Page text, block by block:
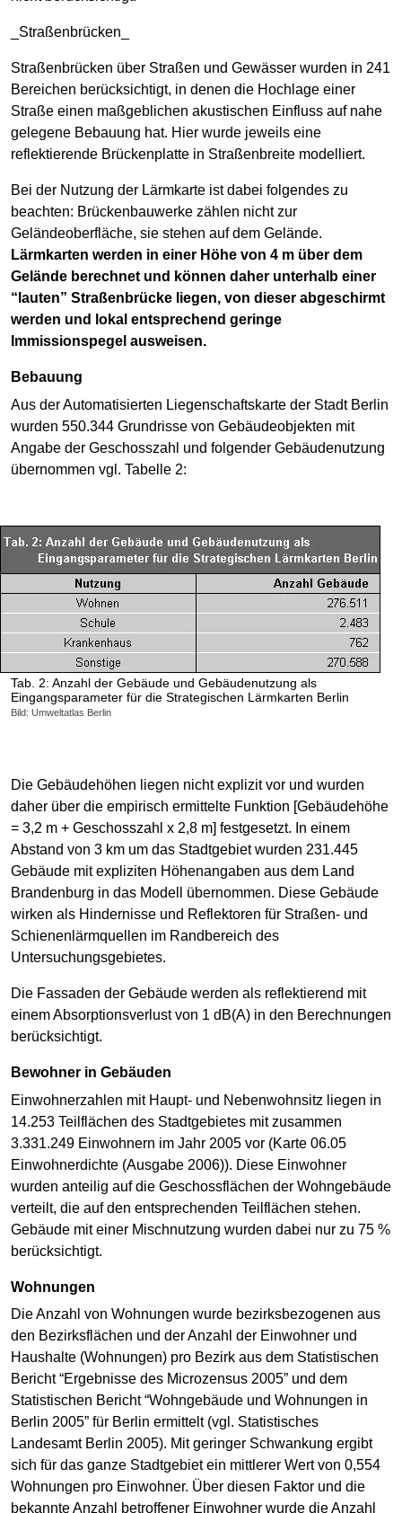
_Straßenbrücken_
Straßenbrücken über Straßen und Gewässer wurden in 241
Bereichen berücksichtigt, in denen die Hochlage einer
Straße einen maßgeblichen akustischen Einfluss auf nahe
gelegene Bebauung hat. Hier wurde jeweils eine
reflektierende Brückenplatte in Straßenbreite modelliert.
Bei der Nutzung der Lärmkarte ist dabei folgendes zu
beachten: Brückenbauwerke zählen nicht zur
Geländeoberfläche, sie stehen auf dem Gelände.
Lärmkarten werden in einer Höhe von 4 m über dem
Gelände berechnet und können daher unterhalb einer
“lauten” Straßenbrücke liegen, von dieser abgeschirmt
werden und lokal entsprechend geringe
Immissionspegel ausweisen.
Bebauung
Aus der Automatisierten Liegenschaftskarte der Stadt Berlin
wurden 550.344 Grundrisse von Gebäudeobjekten mit
Angabe der Geschosszahl und folgender Gebäudenutzung
übernommen vgl. Tabelle 2:
Tab. 2: Anzahl der Gebäude und Gebäudenutzung als
Eingangsparameter für die Strategischen Lärmkarten Berlin
Bild: Umweltatlas Berlin
Die Gebäudehöhen liegen nicht explizit vor und wurden
daher über die empirisch ermittelte Funktion [Gebäudehöhe
= 3,2 m + Geschosszahl x 2,8 m] festgesetzt. In einem
Abstand von 3 km um das Stadtgebiet wurden 231.445
Gebäude mit expliziten Höhenangaben aus dem Land
Brandenburg in das Modell übernommen. Diese Gebäude
wirken als Hindernisse und Reflektoren für Straßen- und
Schienenlärmquellen im Randbereich des
Untersuchungsgebietes.
Die Fassaden der Gebäude werden als reflektierend mit
einem Absorptionsverlust von 1 dB(A) in den Berechnungen
berücksichtigt.
Bewohner in Gebäuden
Einwohnerzahlen mit Haupt- und Nebenwohnsitz liegen in
14.253 Teilflächen des Stadtgebietes mit zusammen
3.331.249 Einwohnern im Jahr 2005 vor (Karte 06.05
Einwohnerdichte (Ausgabe 2006)). Diese Einwohner
wurden anteilig auf die Geschossflächen der Wohngebäude
verteilt, die auf den entsprechenden Teilflächen stehen.
Gebäude mit einer Mischnutzung wurden dabei nur zu 75 %
berücksichtigt.
Wohnungen
Die Anzahl von Wohnungen wurde bezirksbezogenen aus
den Bezirksflächen und der Anzahl der Einwohner und
Haushalte (Wohnungen) pro Bezirk aus dem Statistischen
Bericht “Ergebnisse des Microzensus 2005” und dem
Statistischen Bericht “Wohngebäude und Wohnungen in
Berlin 2005” für Berlin ermittelt (vgl. Statistisches
Landesamt Berlin 2005). Mit geringer Schwankung ergibt
sich für das ganze Stadtgebiet ein mittlerer Wert von 0,554
Wohnungen pro Einwohner. Über diesen Faktor und die
bekannte Anzahl betroffener Einwohner wurde die Anzahl